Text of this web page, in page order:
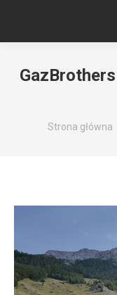
Jesteś tutaj:
Strona główna